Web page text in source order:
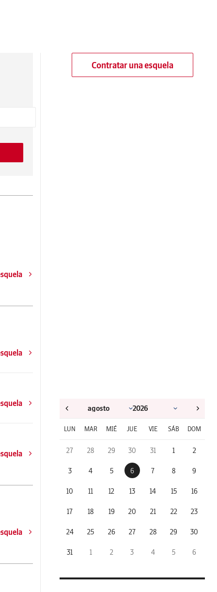
Contratar una esquela
LUN MAR MIÉ JUE VIE SÁB DOM
27 28 29 30 31 1 2
3 4 5 6 7 8 9
10 11 12 13 14 15 16
17 18 19 20 21 22 23
24 25 26 27 28 29 30
31 1 2 3 4 5 6